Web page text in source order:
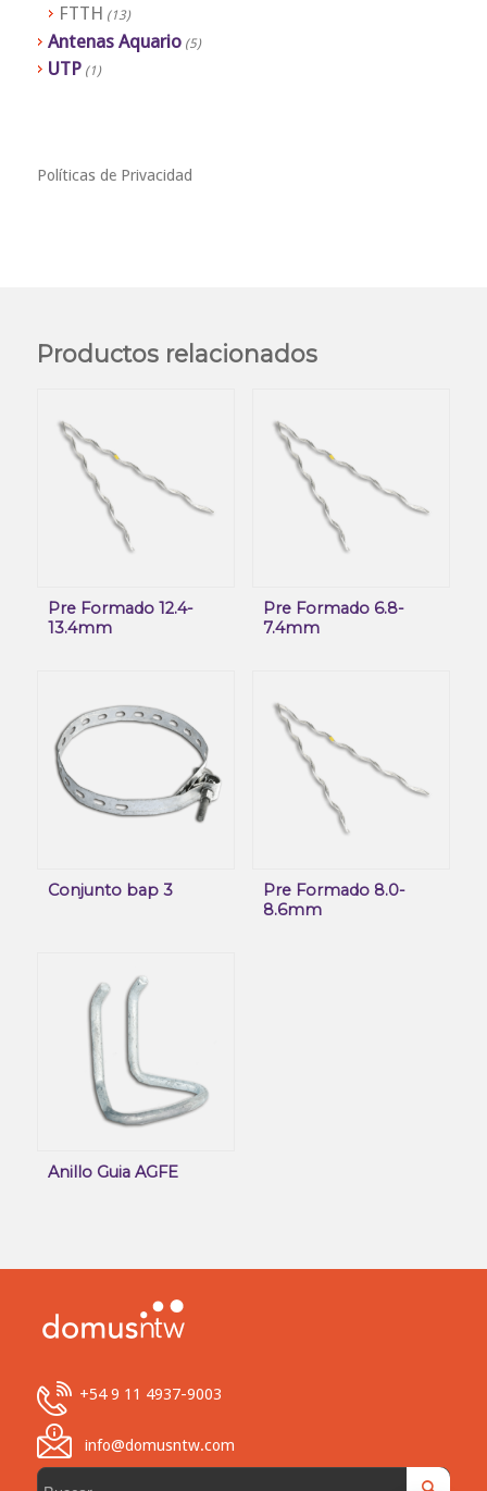
FTTH (13)
Antenas Aquario (5)
UTP (1)
Políticas de Privacidad
Productos relacionados
Pre Formado 12.4-
13.4mm
Pre Formado 6.8-
7.4mm
Conjunto bap 3
Pre Formado 8.0-
8.6mm
Anillo Guia AGFE
+54 9 11 4937-9003
info@domusntw.com